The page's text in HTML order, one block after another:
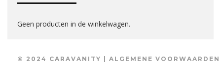
Geen producten in de winkelwagen.
© 2024 CARAVANITY | ALGEMENE VOORWAARDEN